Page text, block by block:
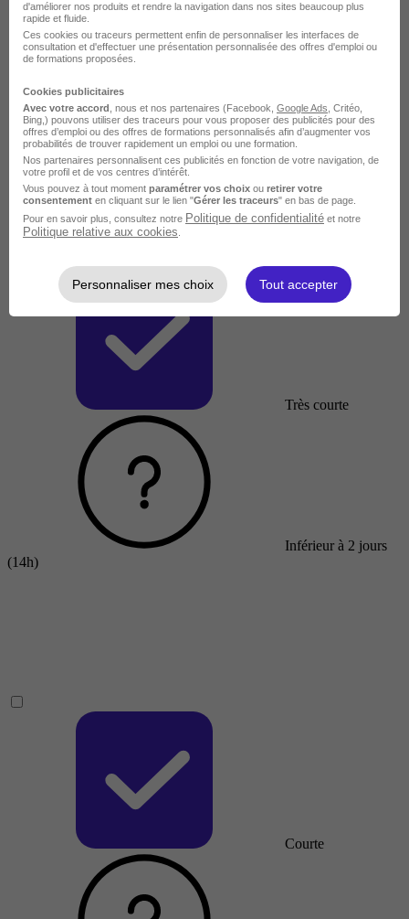
Très courte
Inférieur à 2 jours
(14h)
Courte
d'améliorer nos produits et rendre la navigation dans nos sites beaucoup plus
rapide et fluide.
Ces cookies ou traceurs permettent enfin de personnaliser les interfaces de
consultation et d'effectuer une présentation personnalisée des offres d'emploi ou
de formations proposées.
Cookies publicitaires
Avec votre accord , nous et nos partenaires (Facebook, Google Ads , Critéo,
Bing,) pouvons utiliser des traceurs pour vous proposer des publicités pour des
offres d’emploi ou des offres de formations personnalisés afin d’augmenter vos
probabilités de trouver rapidement un emploi ou une formation.
Nos partenaires personnalisent ces publicités en fonction de votre navigation, de
votre profil et de vos centres d’intérêt.
Vous pouvez à tout moment paramétrer vos choix ou retirer votre
consentement en cliquant sur le lien "Gérer les traceurs" en bas de page.
Pour en savoir plus, consultez notre Politique de confidentialité et notre
Politique relative aux cookies
Personnaliser mes choix Tout accepter